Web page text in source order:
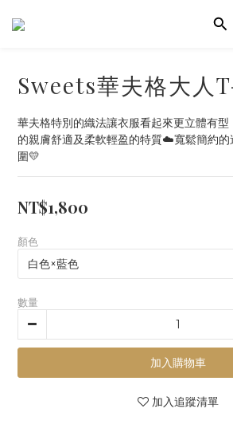
Sweets華夫格大
華夫格特別的織法讓衣服看起來更立體有
的親膚舒適及柔軟輕盈的特質☁️寬鬆簡約的
圍💛
NT$1,800
顏色
數量
加入購物車
加入追蹤清單